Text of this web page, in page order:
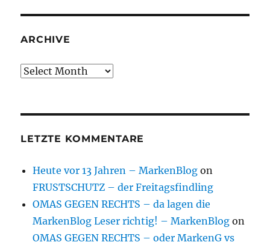
ARCHIVE
Archive
LETZTE KOMMENTARE
Heute vor 13 Jahren – MarkenBlog on
FRUSTSCHUTZ – der Freitagsfindling
OMAS GEGEN RECHTS – da lagen die
MarkenBlog Leser richtig! – MarkenBlog on
OMAS GEGEN RECHTS – oder MarkenG vs